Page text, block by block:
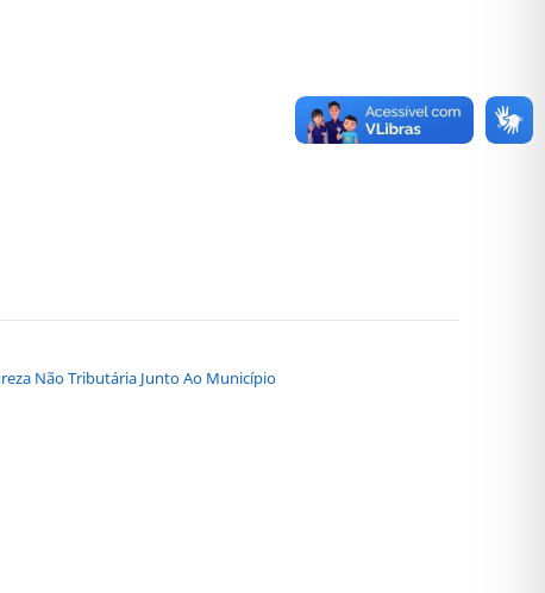
Não Tributária Junto Ao Município